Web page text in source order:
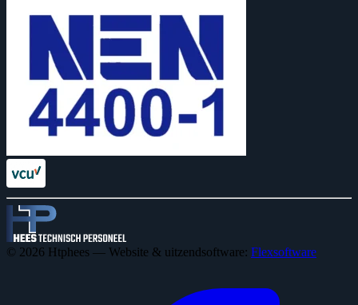
© 2026 Htphees — Website & uitzendsoftware: Flexsoftware